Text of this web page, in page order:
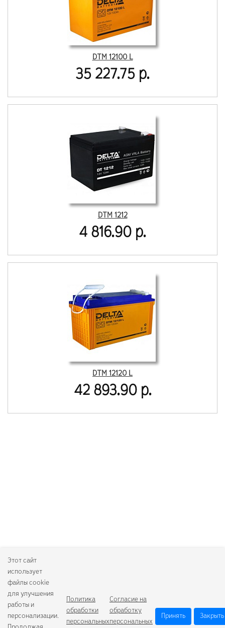
DTM 12100 L
35 227.75 р.
DTM 1212
4 816.90 р.
DTM 12120 L
42 893.90 р.
Этот сайт
использует
файлы cookie
для улучшения
работы и
персонализации.
Политика
обработки
персональных
Согласие на
обработку
персональных
Принять Закрыть